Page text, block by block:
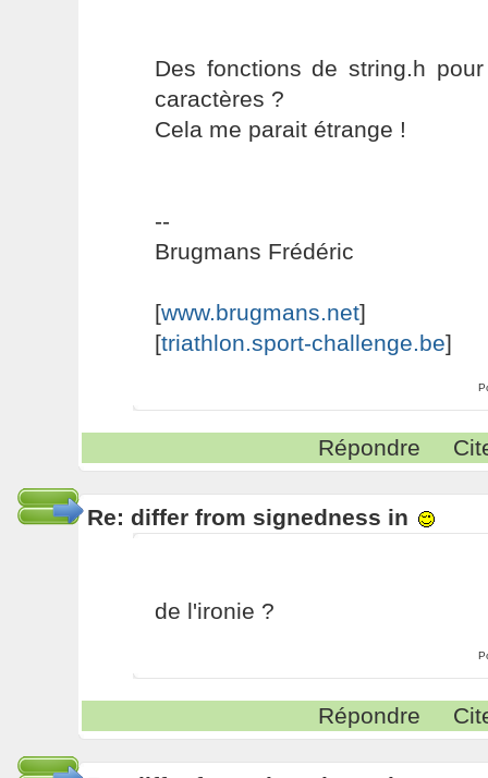
Des fonctions de string.h
caractères ?
Cela me parait étrange !
--
Brugmans Frédéric
[www.brugmans.net]
[triathlon.sport-challenge.be]
Répondre
Re: differ from signedness in
de l'ironie ?
Répondre